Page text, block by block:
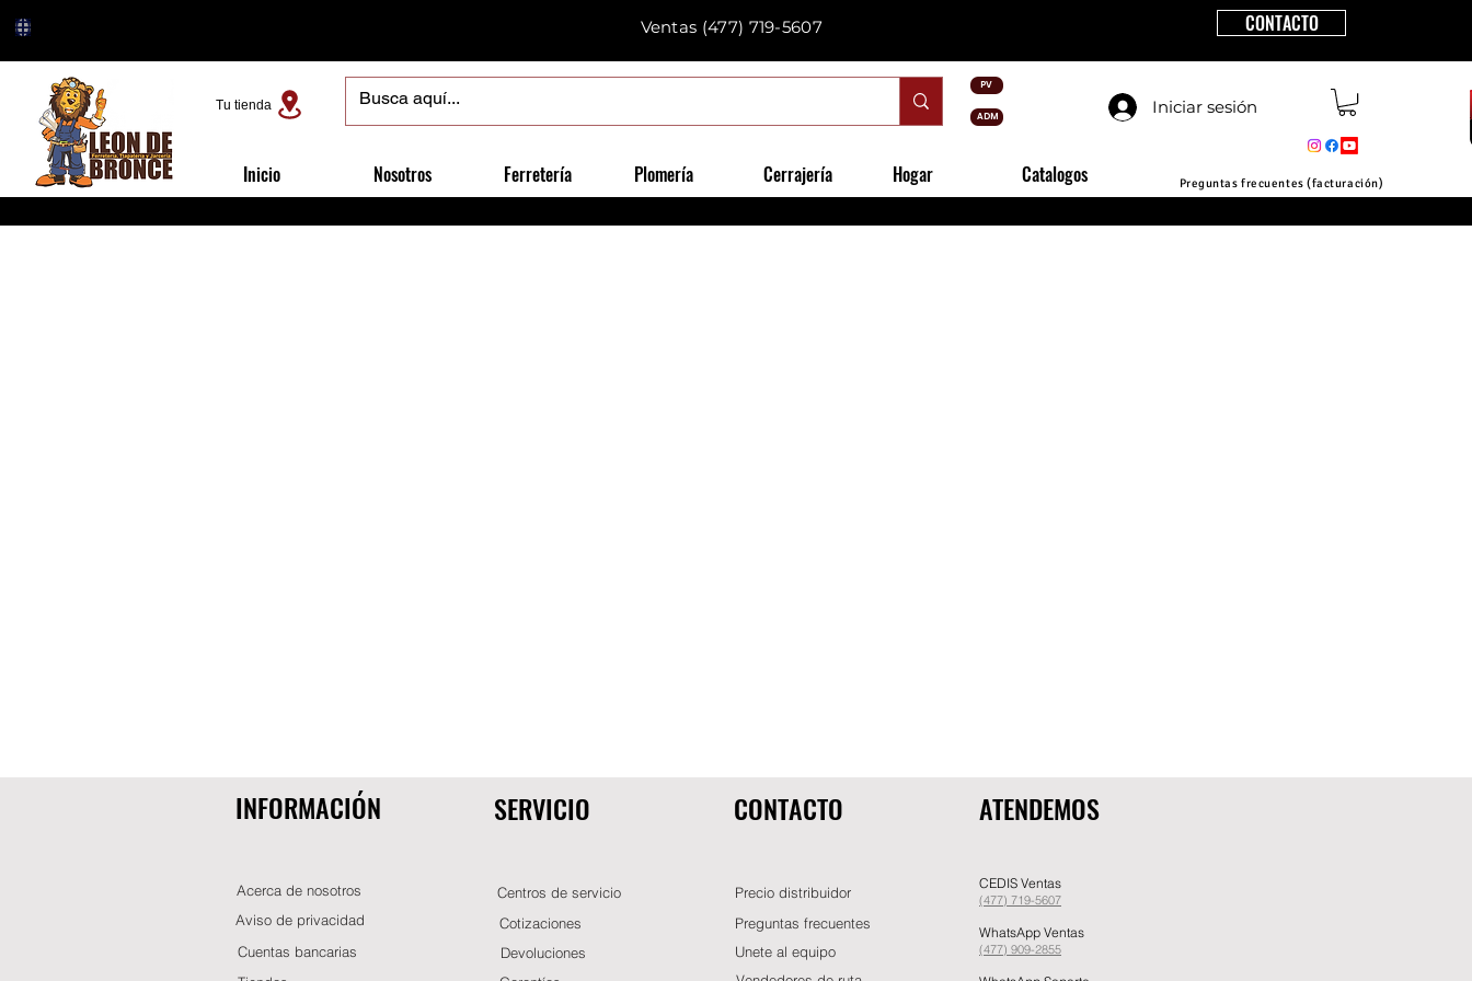
PV
ADM
Ventas (477) 719-5607 CONTACTO
Iniciar sesión
Tu tienda
Inicio Nosotros Ferretería Plomería Cerrajería Hogar Catalogos Preguntas frecuentes (facturación)
INFORMACIÓN
Acerca de nosotros
Aviso de privacidad
Cuentas bancarias
SERVICIO
Centros de servicio
Cotizaciones
Devoluciones
CONTACTO
Precio distribuidor
Preguntas frecuentes
Unete al equipo
ATENDEMOS
CEDIS Ventas
(477) 719-5607
WhatsApp Ventas
(477) 909-2855